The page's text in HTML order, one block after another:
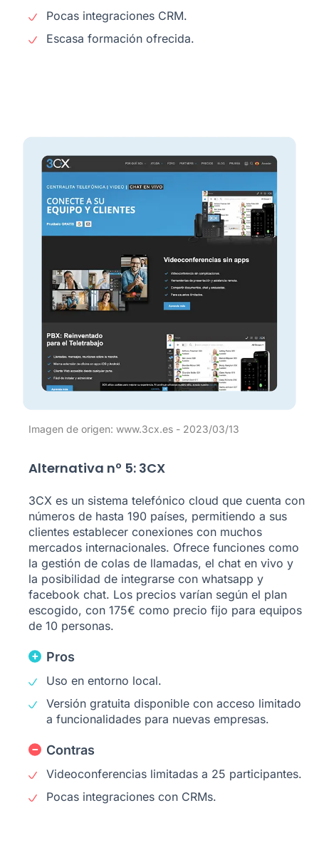
Pocas integraciones CRM.
Escasa formación ofrecida.
Alternativa nº 5: 3CX
3CX es un sistema telefónico cloud que cuenta con
números de hasta 190 países, permitiendo a sus
clientes establecer conexiones con muchos
mercados internacionales. Ofrece funciones como
la gestión de colas de llamadas, el chat en vivo y
la posibilidad de integrarse con whatsapp y
facebook chat. Los precios varían según el plan
escogido, con 175€ como precio fijo para equipos
de 10 personas.
Pros
Uso en entorno local.
Versión gratuita disponible con acceso limitado
a funcionalidades para nuevas empresas.
Contras
Videoconferencias limitadas a 25 participantes.
Pocas integraciones con CRMs.
Imagen de origen: www.3cx.es - 2023/03/13